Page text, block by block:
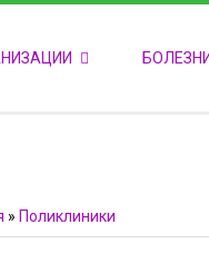
БОЛЕЗНИ
» Поликлиники